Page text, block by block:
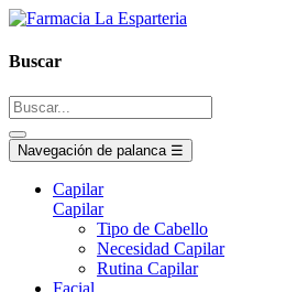
Buscar
Navegación de palanca ☰
Capilar
Capilar
Tipo de Cabello
Necesidad Capilar
Rutina Capilar
Facial